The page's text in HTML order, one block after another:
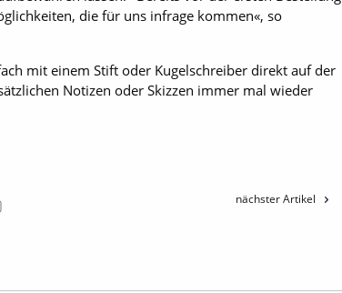
die für uns infrage kommen«, so
mit einem Stift oder Kugelschreiber direkt auf der
Notizen oder Skizzen immer mal wieder
nächster Artikel